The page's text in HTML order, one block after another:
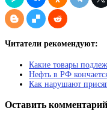
Читатели рекомендуют:
Какие товары
Нефть в РФ
Как нарушают
Оставить комментарий